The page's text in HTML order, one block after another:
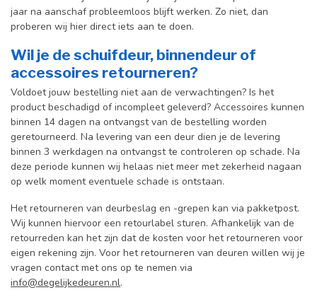
jaar na aanschaf probleemloos blijft werken. Zo niet, dan
proberen wij hier direct iets aan te doen.
Wil je de schuifdeur, binnendeur of
accessoires retourneren?
Voldoet jouw bestelling niet aan de verwachtingen? Is het
product beschadigd of incompleet geleverd? Accessoires kunnen
binnen 14 dagen na ontvangst van de bestelling worden
geretourneerd. Na levering van een deur dien je de levering
binnen 3 werkdagen na ontvangst te controleren op schade. Na
deze periode kunnen wij helaas niet meer met zekerheid nagaan
op welk moment eventuele schade is ontstaan.
Het retourneren van deurbeslag en -grepen kan via pakketpost.
Wij kunnen hiervoor een retourlabel sturen. Afhankelijk van de
retourreden kan het zijn dat de kosten voor het retourneren voor
eigen rekening zijn. Voor het retourneren van deuren willen wij je
vragen contact met ons op te nemen via
info@degelijkedeuren.nl.